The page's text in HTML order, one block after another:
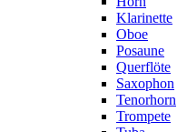
Klarinette
Oboe
Posaune
Querflöte
Saxophon
Tenorhorn
Trompete